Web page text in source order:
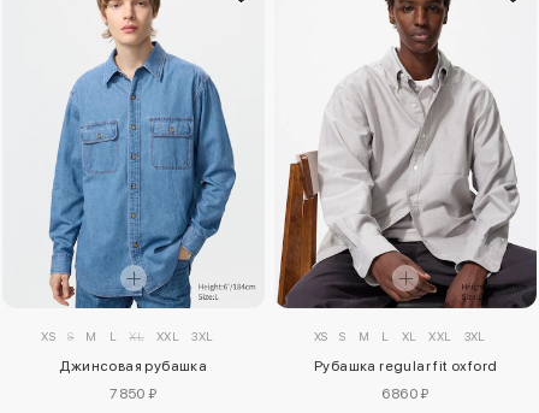
XS S M L XL XXL 3XL
Джинсовая рубашка
7850 ₽
XS S M L XL XXL 3XL
Рубашка regular fit oxford
6860 ₽